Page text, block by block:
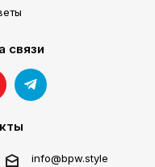
связи
info@bpw.style